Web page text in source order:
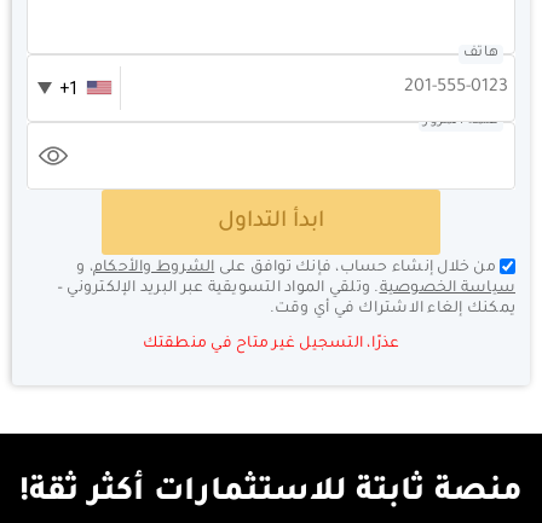
+1
هاتف
كلمة المرور
ابدأ التداول
من خلال إنشاء حساب، فإنك توافق على الشروط والأحكام، و
سياسة الخصوصية. وتلقي المواد التسويقية عبر البريد الإلكتروني –
يمكنك إلغاء الاشتراك في أي وقت.
عذرًا، التسجيل غير متاح في منطقتك
منصة ثابتة للاستثمارات أكثر ثقة!